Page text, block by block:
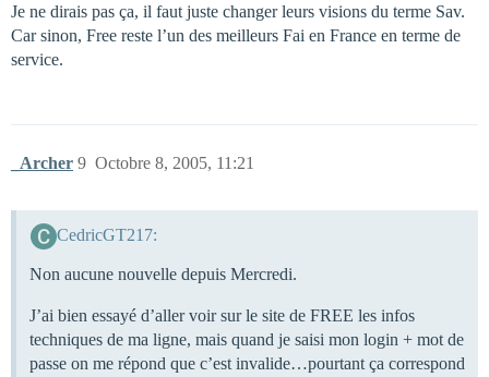
Je ne dirais pas ça, il faut juste changer leurs visions du terme Sav.
Car sinon, Free reste l’un des meilleurs Fai en France en terme de
service.
_Archer Octobre 8, 2005, 11:21
9
CedricGT217:
Non aucune nouvelle depuis Mercredi.
J’ai bien essayé d’aller voir sur le site de FREE les infos
techniques de ma ligne, mais quand je saisi mon login + mot de
passe on me répond que c’est invalide…pourtant ça correspond